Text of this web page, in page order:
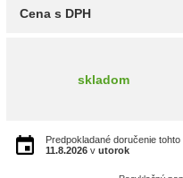
Cena s DPH
skladom
Predpokladané doručenie
11.8.2026 v utorok